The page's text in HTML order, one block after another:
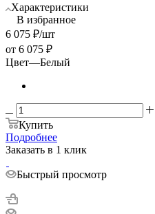
Характеристики
В избранное
6 075 ₽/шт
от 6 075 ₽
Цвет—Белый
Купить
Подробнее
Заказать в 1 клик
Быстрый просмотр